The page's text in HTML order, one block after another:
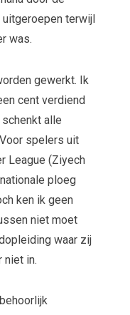
terwijl
was.
gewerkt. Ik
cent verdiend
alle
spelers uit
League (Ziyech
ploeg
ken ik geen
niet moet
waar zij
niet in.